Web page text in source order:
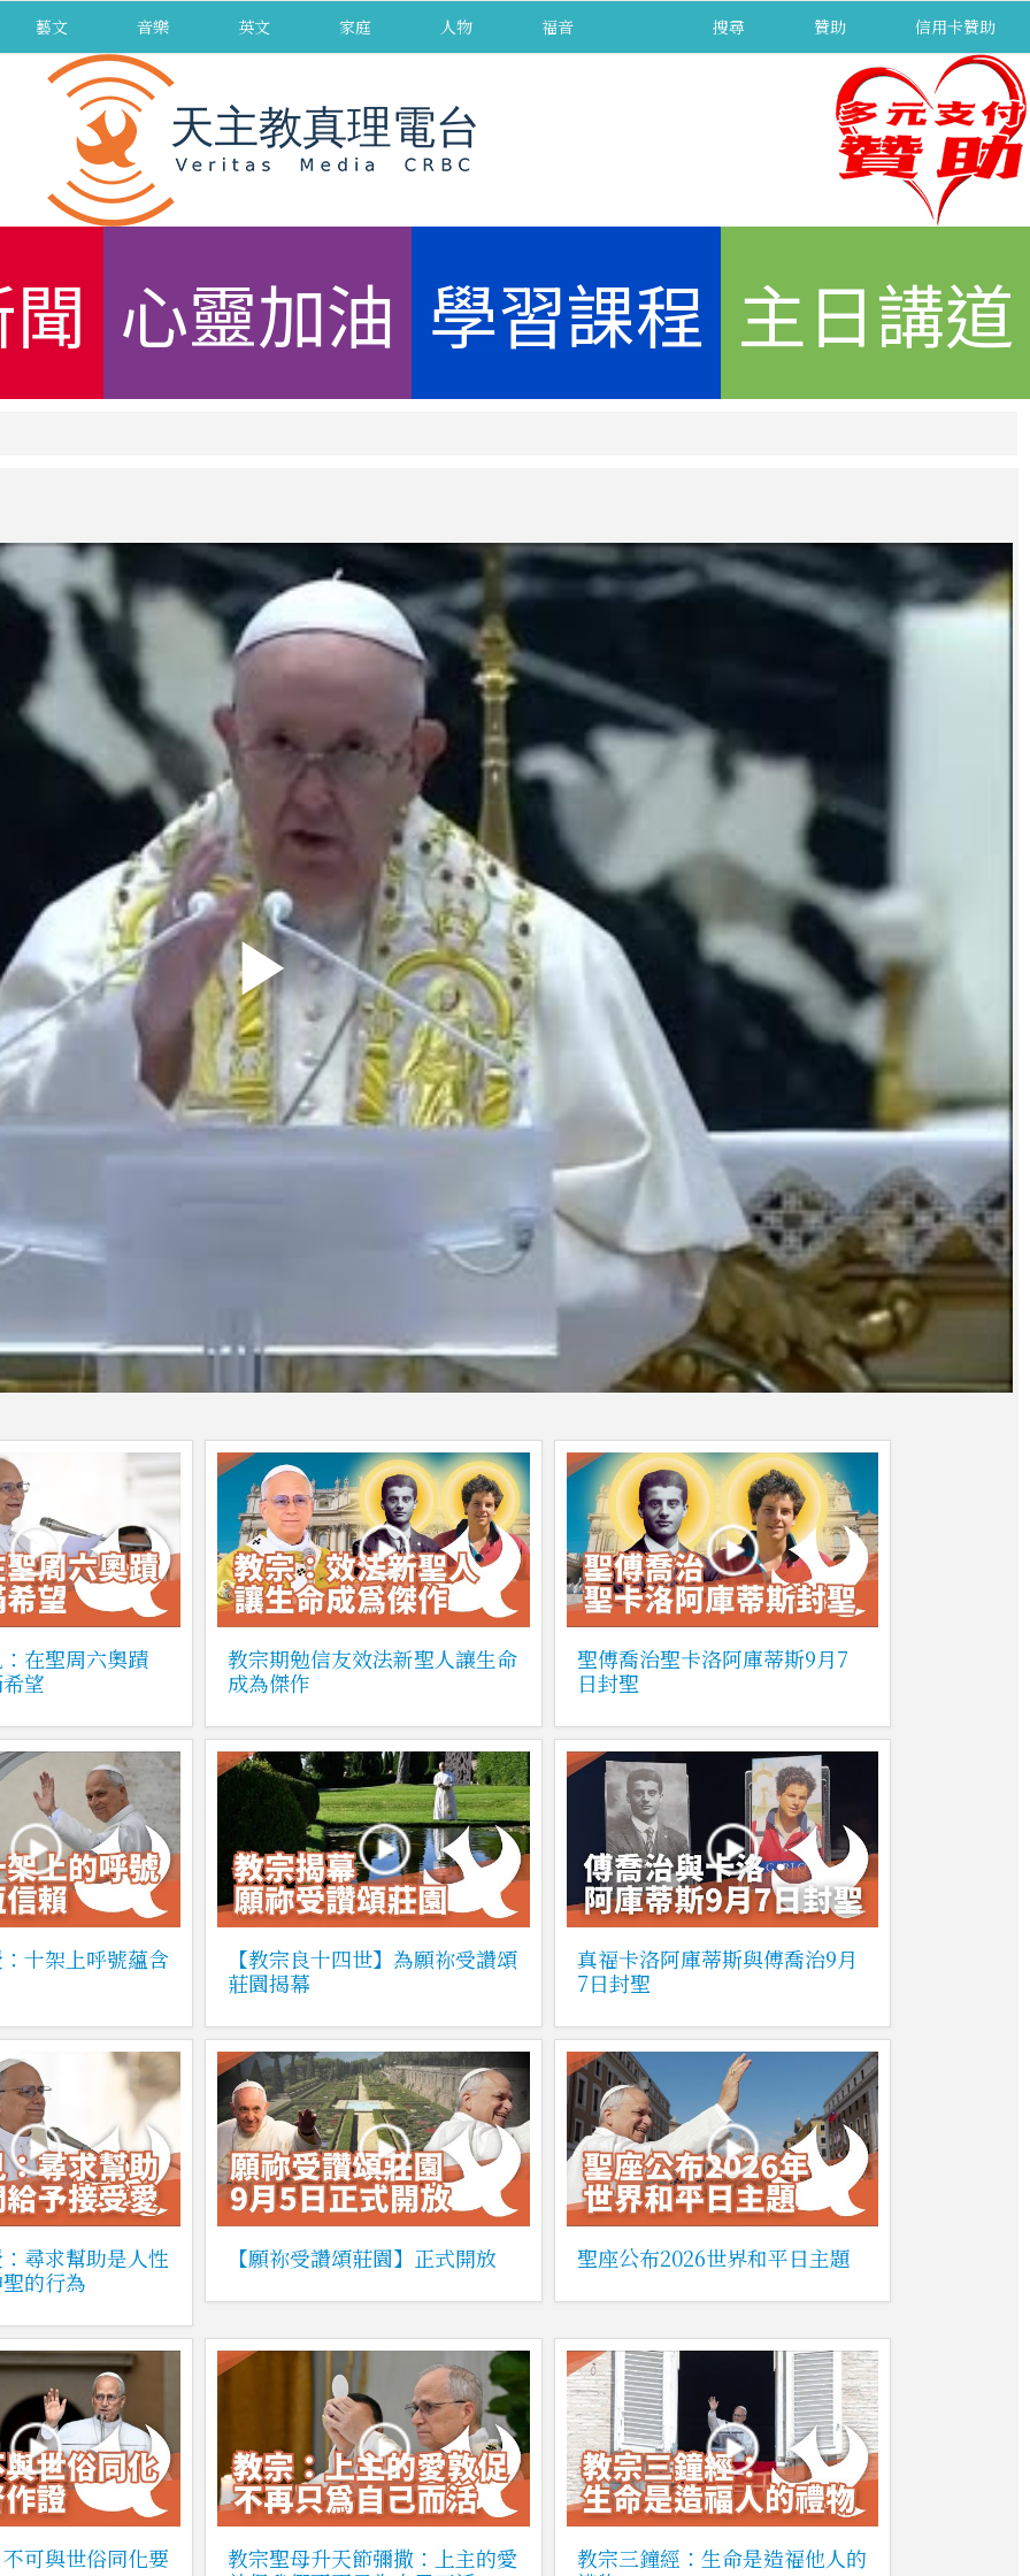
藝文 音樂 英文 家庭 人物 福音 搜尋 贊助 信用卡贊助
心靈加油 學習課程 主日講道
在聖周六奧蹟
望
教宗期勉信友效法新聖人讓生命
成為傑作
聖傅喬治聖卡洛阿庫蒂斯9月7
日封聖
十架上呼號蘊含
【教宗良十四世】為願祢受讚頌
莊園揭幕
真福卡洛阿庫蒂斯與傅喬治9月
7日封聖
尋求幫助是人性
的行為
【願祢受讚頌莊園】正式開放 聖座公布2026世界和平日主題
可與世俗同化要
教宗聖母升天節彌撒：上主的愛
教宗三鐘經：生命是造福他人的